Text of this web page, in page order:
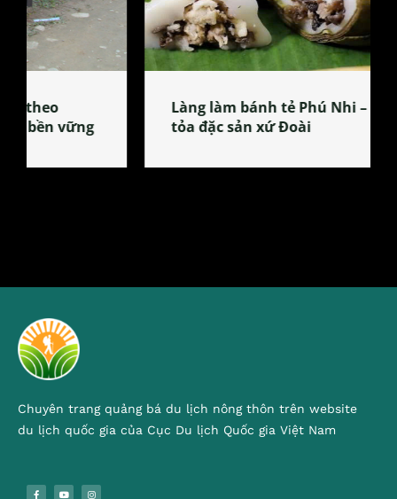
Làng làm bánh tẻ Phú Nhi – nơi lan
tỏa đặc sản xứ Đoài
Chuyên trang quảng bá du lịch nông thôn trên website
du lịch quốc gia của Cục Du lịch Quốc gia Việt Nam